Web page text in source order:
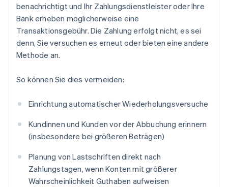
benachrichtigt und Ihr Zahlungsdienstleister oder Ihre
Bank erheben möglicherweise eine
Transaktionsgebühr. Die Zahlung erfolgt nicht, es sei
denn, Sie versuchen es erneut oder bieten eine andere
Methode an.
So können Sie dies vermeiden:
Einrichtung automatischer Wiederholungsversuche
Kundinnen und Kunden vor der Abbuchung erinnern
(insbesondere bei größeren Beträgen)
Planung von Lastschriften direkt nach
Zahlungstagen, wenn Konten mit größerer
Wahrscheinlichkeit Guthaben aufweisen